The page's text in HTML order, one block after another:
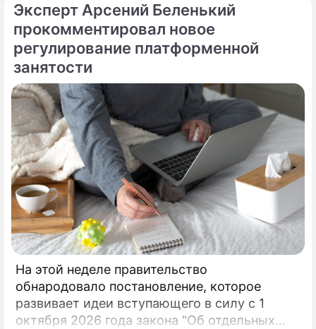
Эксперт Арсений Беленький
прокомментировал новое
регулирование платформенной
занятости
На этой неделе правительство
обнародовало постановление, которое
развивает идеи вступающего в силу с 1
октября 2026 года закона "Об отдельных